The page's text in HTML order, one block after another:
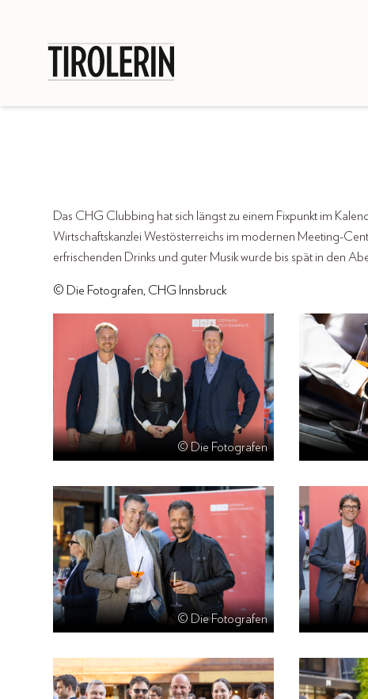
Das CHG Clubbing hat sich längst zu einem Fixpunkt im
Wirtschaftskanzlei Westösterreichs im modernen Meeting-
erfrischenden Drinks und guter Musik wurde bis spät in den
© Die Fotografen, CHG Innsbruck
© Die Fotografen
© Die Fotografen